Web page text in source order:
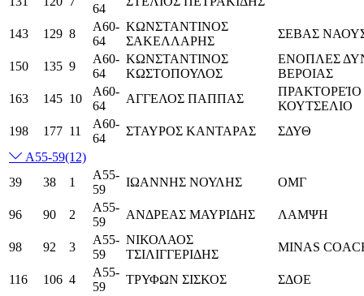
64
143 129 8
Α60-
64
ΚΩΝΣΤΑΝΤΙΝΟΣ
ΣΑΚΕΛΛΑΡΗΣ
ΣΕΒΑΣ
150 135 9
Α60-
64
ΚΩΝΣΤΑΝΤΙΝΟΣ
ΚΩΣΤΟΠΟΥΛΟΣ
ΕΝΟΠΛΕΣ
ΒΕΡΟΙΑΣ
163
145 10
Α60-
64
ΑΓΓΕΛΟΣ ΠΑΠΠΑΣ
ΚΟΥΤΣΕΛΙΟ
198
177 11
Α60-
64
ΣΤΑΥΡΟΣ ΚΑΝΤΑΡΑΣ
ΣΔΥΘ
Α55-59(12)
39
38 1
Α55-
59
ΙΩΑΝΝΗΣ ΝΟΥΛΗΣ ΟΜΓ
96 90 2
Α55-
59
ΑΝΔΡΕΑΣ ΜΑΥΡΙΔΗΣ ΛΑΜΨΗ
98 92 3
Α55-
59
ΝΙΚΟΛΑΟΣ
ΤΣΙΛΙΓΓΕΡΙΔΗΣ
MINAS
116 106 4
Α55-
59
ΤΡΥΦΩΝ ΣΙΣΚΟΣ ΣΔΟΕ